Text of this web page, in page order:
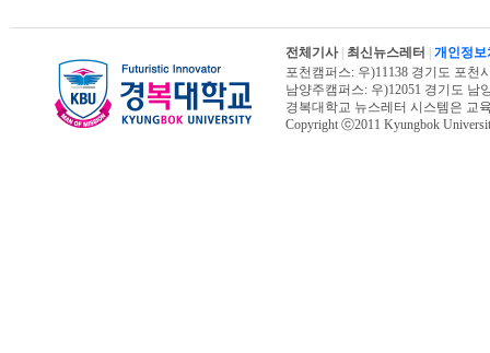
전체기사| 최신뉴스레터
개인정보
포천캠퍼스: 우)11138 경기도 포천
남양주캠퍼스: 우)12051 경기도 남
경복대학교 뉴스레터 시스템은 교
Copyright ⓒ2011 Kyungbok